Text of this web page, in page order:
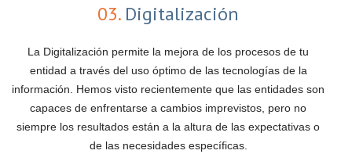
03.Digitalización
La Digitalización permite la mejora de los procesos de tu
entidad a través del uso óptimo de las tecnologías de la
información. Hemos visto recientemente que las entidades son
capaces de enfrentarse a cambios imprevistos, pero no
siempre los resultados están a la altura de las expectativas o
de las necesidades específicas.